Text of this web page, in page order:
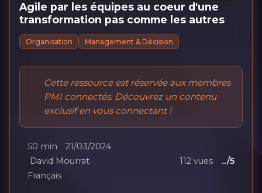
Agile par les équipes au coeur d'une
transformation pas comme les autres
Organisation Management & Décision
Cette ressource est réservée aux membres
PMI connectés. Découvrez un contenu
exclusif en vous connectant !
50 min
21/03/2024
David Mourrat
112 vues
.../5
Français